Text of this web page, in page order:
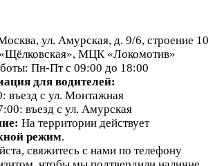
ул. Амурская, д. 9/6, строение 10
МЦК «Локомотив»
Пн-Пт с 09:00 до 18:00
для водителей:
въезд с ул. Монтажная
въезд с ул. Амурская
На территории действует
режим.
свяжитесь с нами по телефону